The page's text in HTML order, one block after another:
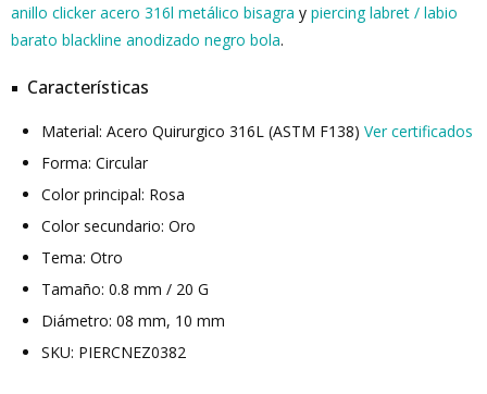
anillo clicker acero 316l metálico bisagra y piercing labret / labio
barato blackline anodizado negro bola.
Características
Material: Acero Quirurgico 316L (ASTM F138) Ver certificados
Forma: Circular
Color principal: Rosa
Color secundario: Oro
Tema: Otro
Tamaño: 0.8 mm / 20 G
Diámetro: 08 mm, 10 mm
SKU: PIERCNEZ0382